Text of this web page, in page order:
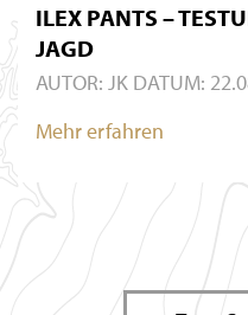
ILEX PANTS –
JAGD
AUTOR: JK DATUM:
Mehr erfahren